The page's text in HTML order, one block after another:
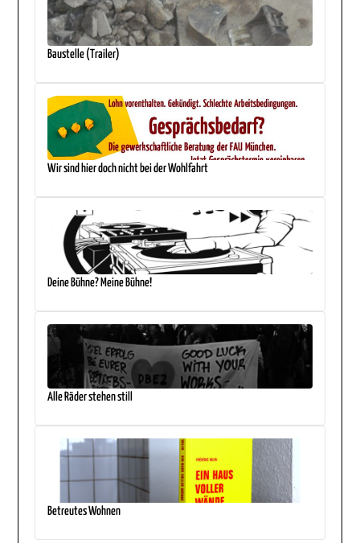
Baustelle (Trailer)
Wir sind hier doch nicht bei der Wohlfahrt
Deine Bühne? Meine Bühne!
Alle Räder stehen still
Betreutes Wohnen